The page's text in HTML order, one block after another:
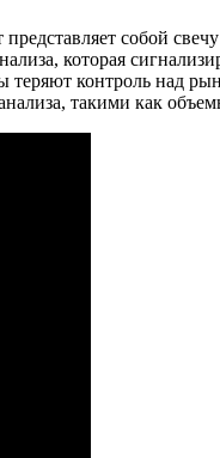
собой
которая
теряют контроль над
такими как